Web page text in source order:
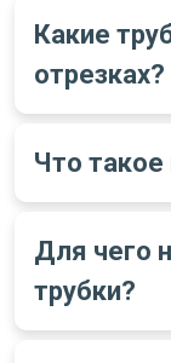
Какие
отрезках?
Что такое
Для чего
трубки?